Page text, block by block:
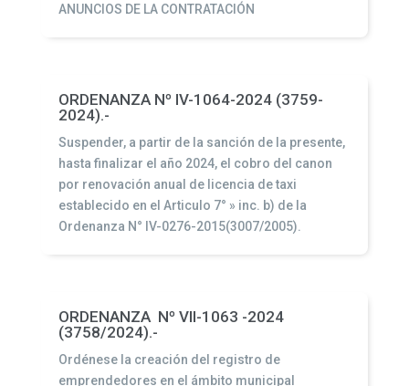
ANUNCIOS DE LA CONTRATACIÓN
ORDENANZA Nº IV-1064-2024 (3759-
2024).-
Suspender, a partir de la sanción de la presente,
hasta finalizar el año 2024, el cobro del canon
por renovación anual de licencia de taxi
establecido en el Articulo 7° » inc. b) de la
Ordenanza N° IV-0276-2015(3007/2005).
ORDENANZA Nº VII-1063 -2024
(3758/2024).-
Ordénese la creación del registro de
emprendedores en el ámbito municipal